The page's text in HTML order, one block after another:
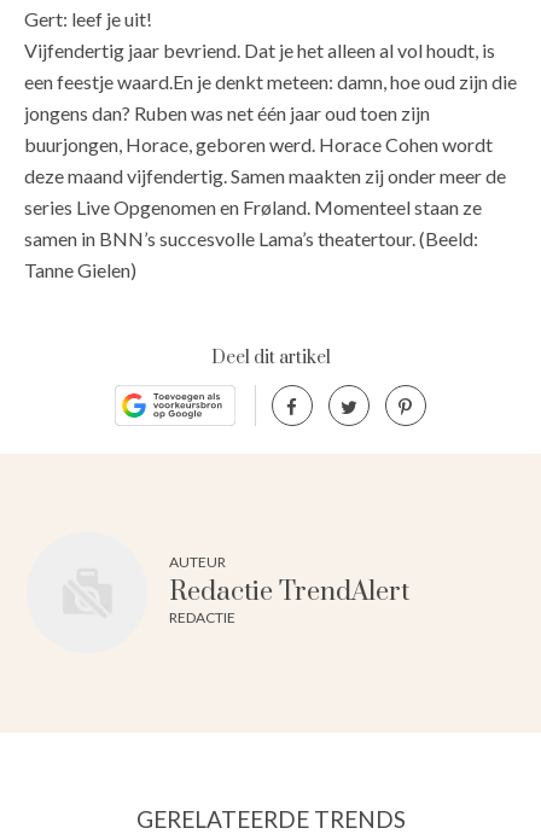
Gert: leef je uit!
Vijfendertig jaar bevriend. Dat je het alleen al vol houdt, is
een feestje waard.En je denkt meteen: damn, hoe oud zijn die
jongens dan? Ruben was net één jaar oud toen zijn
buurjongen, Horace, geboren werd. Horace Cohen wordt
deze maand vijfendertig. Samen maakten zij onder meer de
series Live Opgenomen en Frøland. Momenteel staan ze
samen in BNN’s succesvolle Lama’s theatertour. (Beeld:
Tanne Gielen)
Deel dit artikel
AUTEUR
Redactie TrendAlert
REDACTIE
GERELATEERDE TRENDS